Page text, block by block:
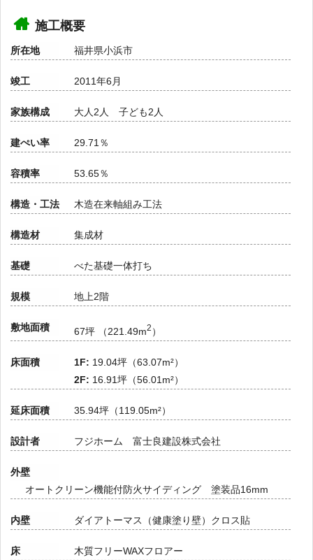
施工概要
所在地 福井県小浜市
竣工 2011年6月
家族構成 大人2人 子ども2人
建ぺい率 29.71％
容積率 53.65％
構造・工法 木造在来軸組み工法
構造材 集成材
基礎 べた基礎一体打ち
規模 地上2階
敷地面積 67坪 （221.49m2 ）
床面積 1F: 19.04坪（63.07m²）
2F: 16.91坪（56.01m²）
延床面積 35.94坪（119.05m²）
設計者 フジホーム 富士良建設株式会社
外壁
オートクリーン機能付防火サイディング 塗装品16mm
内壁 ダイアトーマス（健康塗り壁）クロス貼
床 木質フリーWAXフロアー